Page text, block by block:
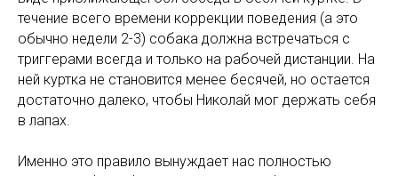
течение всего времени коррекции поведения (а это
обычно недели 2-3) собака должна встречаться с
триггерами всегда и только на рабочей дистанции. На
ней куртка не становится менее бесячей, но остается
достаточно далеко, чтобы Николай мог держать себя
в лапах.
Именно это правило вынуждает нас полностью